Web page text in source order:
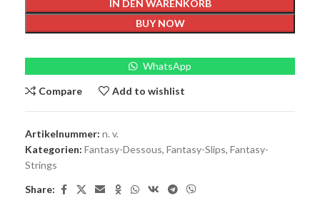
IN DEN WARENKORB
BUY NOW
WhatsApp
Compare Add to wishlist
Artikelnummer: n. v.
Kategorien: Fantasy-Dessous, Fantasy-Slips, Fantasy-
Strings
Share: